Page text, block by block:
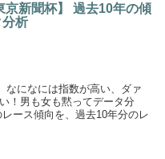
京新聞杯】 過去10年の傾
分析
なになには指数が高い、ダァ
！男も女も黙ってデータ分
ース傾向を、過去10年分のレ